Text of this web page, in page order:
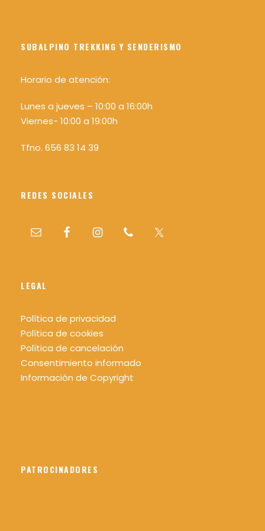
SUBALPINO TREKKING Y SENDERISMO
Horario de atención:
Lunes a jueves – 10:00 a 16:00h
Viernes- 10:00 a 19:00h
Tfno. 656 83 14 39
REDES SOCIALES
LEGAL
Política de privacidad
Política de cookies
Política de cancelación
Consentimiento informado
Información de Copyright
PATROCINADORES